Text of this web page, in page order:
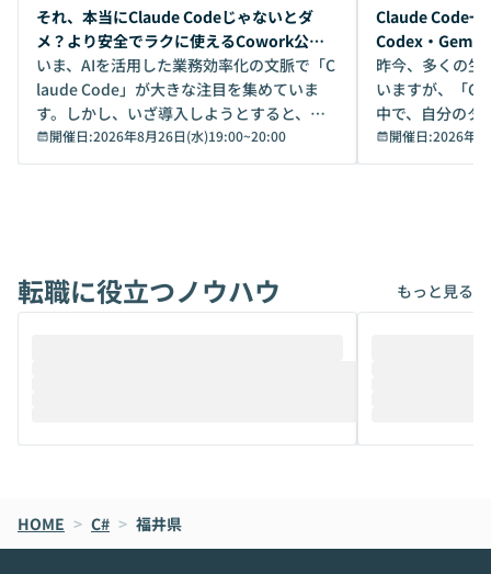
開催前
それ、本当にClaude Codeじゃないとダ
メ？より安全でラクに使えるCowork公開
デモ
いま、AIを活用した業務効率化の文脈で「C
laude Code」が大きな注目を集めていま
す。しかし、いざ導入しようとすると、セ
キュリティ面の懸念や権限管理のハードル
から、気軽に使えないケースも多いのでは
けでなく、想像以上の範囲まで自動化でき
ることは、まだあまり知られていません。
メルカリでの判断基準をもとに「なぜClau
oworkの基本的な機能をご紹介いただきま
す。 続く公開デモでは、実際にCoworkを
開催日:2026年8月26日(水)19:00~20:00
開催前
Claude Code一
Codex・
昨今、多くの生
いますが、「
中で、自分のタ
いいのか」を自
か？ 「なんとなく誰かが良いと言っていた
は、評判では
ているAIを選ぶこ
それぞれの本当
ント構築の最前
開催日:2026年8
転職に役立つノウハウ もっと見る
HOME > C# > 福井県